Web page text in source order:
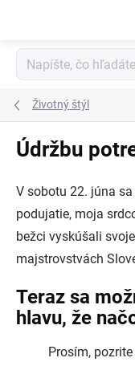
Životný štýl
Údržbu
V sobotu 22. júna
podujatie, moja
bežci vyskúšali
majstrovstvách
Teraz sa
hlavu, že
Prosím,